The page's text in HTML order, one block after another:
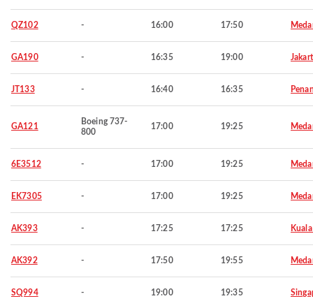
QZ102 - 16:00 17:50
GA190 - 16:35 19:00
JT133 - 16:40 16:35
GA121
Boeing 737-
800
17:00 19:25
6E3512 - 17:00 19:25
EK7305 - 17:00 19:25
AK393 - 17:25 17:25
AK392 - 17:50 19:55
SQ994 - 19:00 19:35